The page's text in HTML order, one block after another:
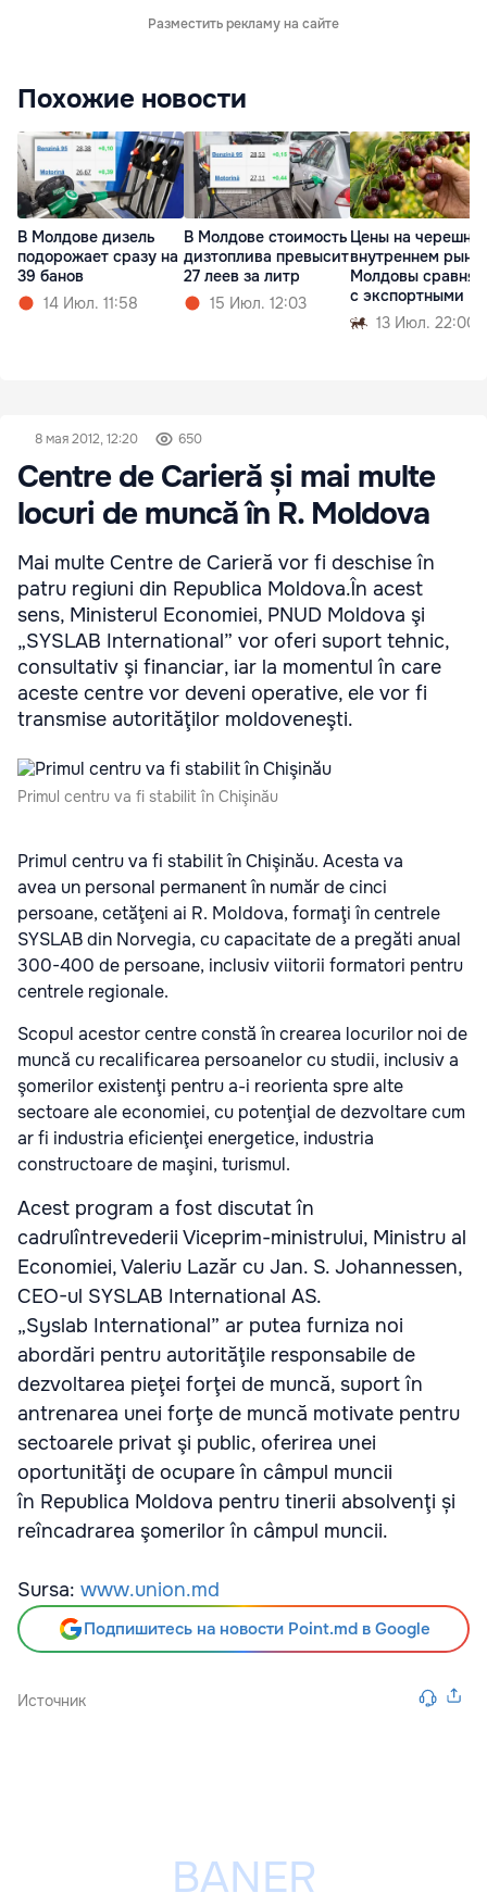
Разместить рекламу на сайте
Похожие новости
В Молдове дизель
подорожает сразу на
39 банов
14 Июл. 11:58
В Молдове стоимость
дизтоплива превысит
27 леев за литр
15 Июл. 12:03
Цены на черешню
внутреннем
Молдовы
с экспортными
13 Июл. 22:00
8 мая 2012, 12:20 650
Centre de Carieră și mai multe
locuri de muncă în R. Moldova
Mai multe Centre de Carieră vor fi deschise în
patru regiuni din Republica Moldova.În acest
sens, Ministerul Economiei, PNUD Moldova şi
„SYSLAB International” vor oferi suport tehnic,
consultativ şi financiar, iar la momentul în care
aceste centre vor deveni operative, ele vor fi
transmise autorităţilor moldoveneşti.
Primul centru va fi stabilit în Chişinău
Primul centru va fi stabilit în Chişinău. Acesta va
avea un personal permanent în număr de cinci
persoane, cetăţeni ai R. Moldova, formaţi în centrele
SYSLAB din Norvegia, cu capacitate de a pregăti anual
300-400 de persoane, inclusiv viitorii formatori pentru
centrele regionale.
Scopul acestor centre constă în crearea locurilor noi de
muncă cu recalificarea persoanelor cu studii, inclusiv a
şomerilor existenţi pentru a-i reorienta spre alte
sectoare ale economiei, cu potenţial de dezvoltare cum
ar fi industria eficienţei energetice, industria
constructoare de maşini, turismul.
Acest program a fost discutat în
cadrulîntrevederii Viceprim-ministrului, Ministru al
Economiei, Valeriu Lazăr cu Jan. S. Johannessen,
CEO-ul SYSLAB International AS.
„Syslab International” ar putea furniza noi
abordări pentru autorităţile responsabile de
dezvoltarea pieţei forţei de muncă, suport în
antrenarea unei forţe de muncă motivate pentru
sectoarele privat şi public, oferirea unei
oportunităţi de ocupare în câmpul muncii
în Republica Moldova pentru tinerii absolvenţi și
reîncadrarea şomerilor în câmpul muncii.
Sursa: www.union.md
Подпишитесь на новости Point.md в Google
Источник